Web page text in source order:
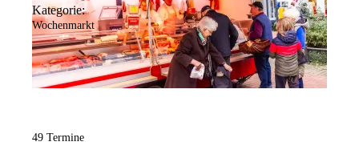
Kategorie:
Wochenmarkt
49 Termine